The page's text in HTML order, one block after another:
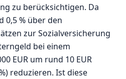
zu berücksichtigen. Da
0,5 % über den
zur Sozialversicherung
bei einem
EUR um rund 10 EUR
reduzieren. Ist diese